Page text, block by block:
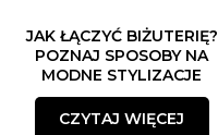
JAK ŁĄCZYĆ BIŻUTERIĘ?
POZNAJ SPOSOBY NA
MODNE STYLIZACJE
CZYTAJ WIĘCEJ